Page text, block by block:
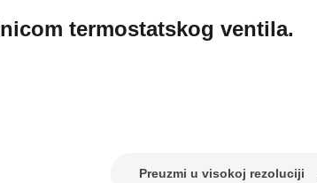
termostatskog ventila.
Preuzmi u visokoj rezoluciji